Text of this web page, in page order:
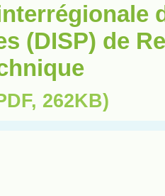
(DISP) de
262KB)